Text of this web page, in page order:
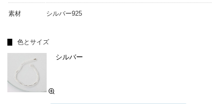
素材 シルバー925
色とサイズ
シルバー